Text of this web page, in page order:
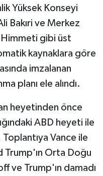
Yüksek Konseyi
Bakıri ve Merkez
Himmeti gibi üst
kaynaklara göre
imzalanan
planı ele alındı.
heyetinden önce
ABD heyeti ile
Vance ile
Trump'ın Orta Doğu
ve Trump'ın damadı